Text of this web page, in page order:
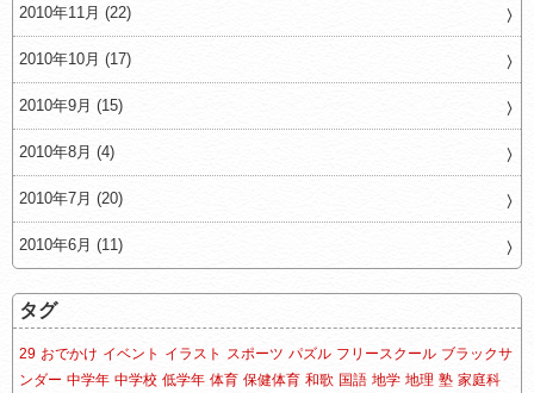
2010年11月 (22)
2010年10月 (17)
2010年9月 (15)
2010年8月 (4)
2010年7月 (20)
2010年6月 (11)
タグ
29 おでかけ イベント イラスト スポーツ パズル フリースクール ブラックサ
ンダー 中学年 中学校 低学年 体育 保健体育 和歌 国語 地学 地理 塾 家庭科